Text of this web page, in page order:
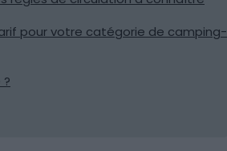
pour votre catégorie de camping-